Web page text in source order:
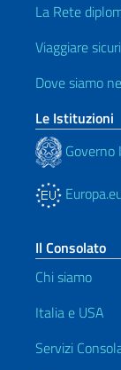
La Rete
Viaggiare sicuri
Dove siamo
Le Istituzioni
Il Consolato
Chi siamo
Italia e USA
Servizi